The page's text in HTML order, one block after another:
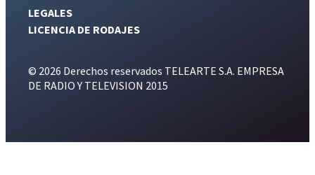
LEGALES
LICENCIA DE RODAJES
© 2026 Derechos reservados TELEARTE S.A. EMPRESA
DE RADIO Y TELEVISION 2015